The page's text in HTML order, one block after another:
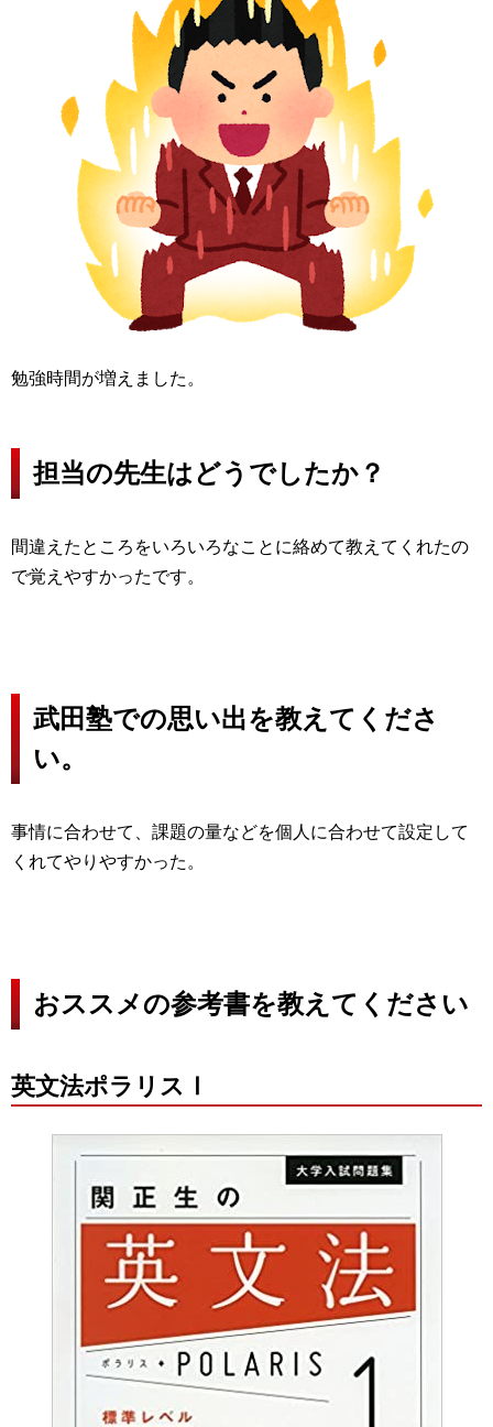
勉強時間が増えました。
担当の先生はどうでしたか？
間違えたところをいろいろなことに絡めて教えてくれたの
で覚えやすかったです。
武田塾での思い出を教えてくださ
い。
事情に合わせて、課題の量などを個人に合わせて設定して
くれてやりやすかった。
おススメの参考書を教えてください
英文法ポラリスⅠ